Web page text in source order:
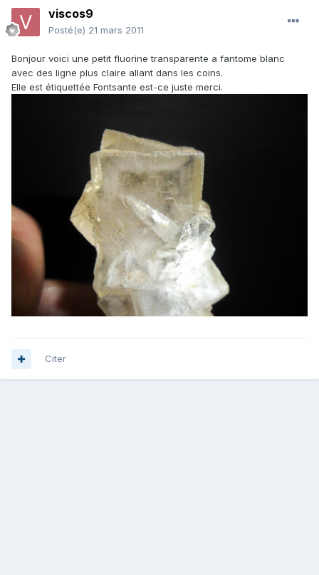
viscos9
Posté(e) 21 mars 2011
Bonjour voici une petit fluorine transparente a fantome blanc
avec des ligne plus claire allant dans les coins.
Elle est étiquettée Fontsante est-ce juste merci.
Citer